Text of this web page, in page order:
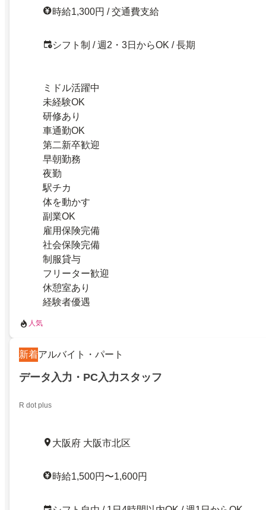
時給1,300円 / 交通費支給
シフト制 / 週2・3日からOK / 長期
ミドル活躍中
未経験OK
研修あり
車通勤OK
第二新卒歓迎
早朝勤務
夜勤
駅チカ
体を動かす
副業OK
雇用保険完備
社会保険完備
制服貸与
フリーター歓迎
休憩室あり
経験者優遇
人気
新着アルバイト・パート
データ入力・PC入力スタッフ
R dot plus
大阪府 大阪市北区
時給1,500円〜1,600円